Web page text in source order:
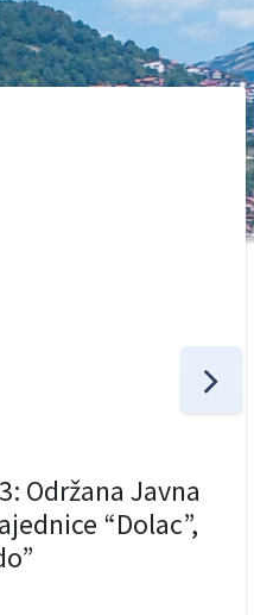
Održana Javna
“Dolac”,